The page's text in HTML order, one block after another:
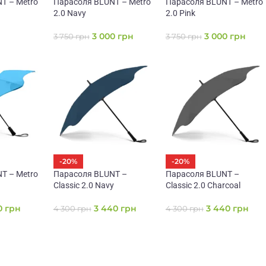
2.0 Navy
3 750грн 3 000 грн
2.0 Pink
3 750грн 3 000 грн
– Metro
грн
-20%
Парасоля BLUNT –
Classic 2.0 Navy
4 300грн 3 440 грн
-20%
Парасоля BLUNT –
Classic 2.0 Charcoal
4 300грн 3 440 грн